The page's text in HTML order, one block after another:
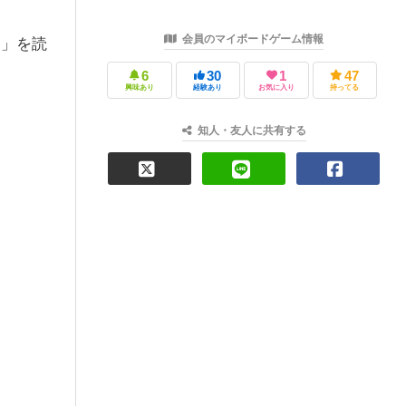
を読 会員のマイボードゲーム情報
6
興味あり
30
経験あり
1
お気に入り
47
持ってる
知人・友人に共有する